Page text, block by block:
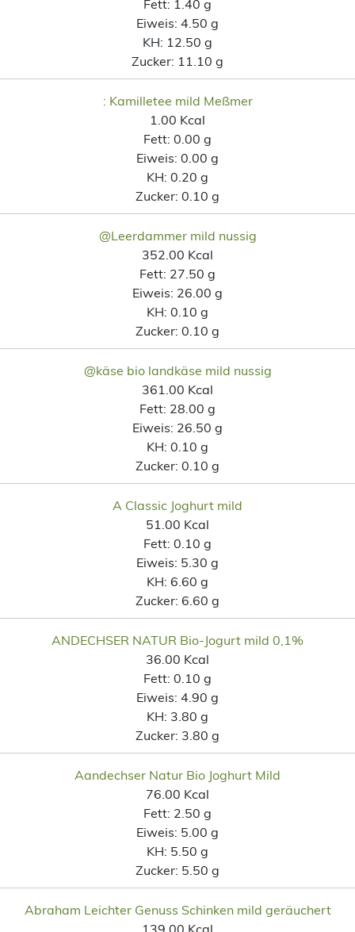
Fett: 1.40 g
Eiweis: 4.50 g
KH: 12.50 g
Zucker: 11.10 g
: Kamilletee mild Meßmer
1.00 Kcal
Fett: 0.00 g
Eiweis: 0.00 g
KH: 0.20 g
Zucker: 0.10 g
@Leerdammer mild nussig
352.00 Kcal
Fett: 27.50 g
Eiweis: 26.00 g
KH: 0.10 g
Zucker: 0.10 g
@käse bio landkäse mild nussig
361.00 Kcal
Fett: 28.00 g
Eiweis: 26.50 g
KH: 0.10 g
Zucker: 0.10 g
A Classic Joghurt mild
51.00 Kcal
Fett: 0.10 g
Eiweis: 5.30 g
KH: 6.60 g
Zucker: 6.60 g
ANDECHSER NATUR Bio-Jogurt mild 0,1%
36.00 Kcal
Fett: 0.10 g
Eiweis: 4.90 g
KH: 3.80 g
Zucker: 3.80 g
Aandechser Natur Bio Joghurt Mild
76.00 Kcal
Fett: 2.50 g
Eiweis: 5.00 g
KH: 5.50 g
Zucker: 5.50 g
Abraham Leichter Genuss Schinken mild geräuchert
139.00 Kcal